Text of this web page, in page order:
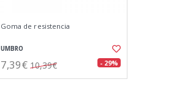
Goma de resistencia
UMBRO
7,39€ 10,39€ - 29%